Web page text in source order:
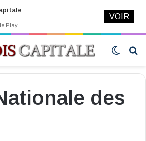
Switch
des
Play
VOIR